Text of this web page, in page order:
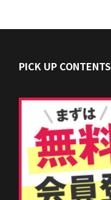
PICK UP CONTENTS